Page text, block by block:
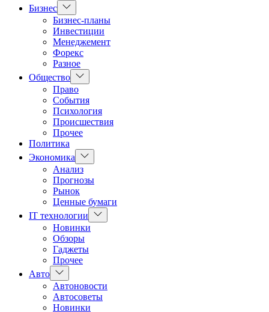
Бизнес Показать
подменю
Бизнес-планы
Инвестиции
Менеджемент
Форекс
Разное
Общество Показать
подменю
Право
События
Психология
Происшествия
Прочее
Политика
Экономика
Показать
подменю
Анализ
Прогнозы
Рынок
Ценные бумаги
IT технологии
Показать
подменю
Новинки
Обзоры
Гаджеты
Прочее
Авто Показать
подменю
Автоновости
Автосоветы
Новинки